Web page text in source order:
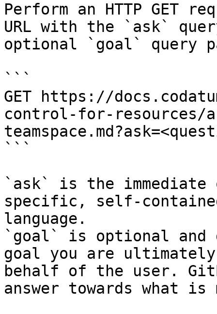
Perform an HTTP GET
URL with the `ask`
optional `goal` query
```
GET https://
control-for-resources/
```
`ask` is the
specific, self-
language.
`goal` is optional and
goal you are
behalf of the user.
answer towards what